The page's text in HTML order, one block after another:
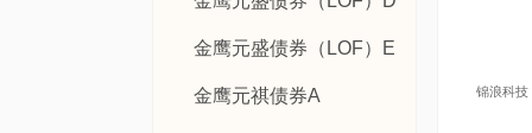
金鹰元盛债券（LOF）E
金鹰元祺债券A 锦浪科技